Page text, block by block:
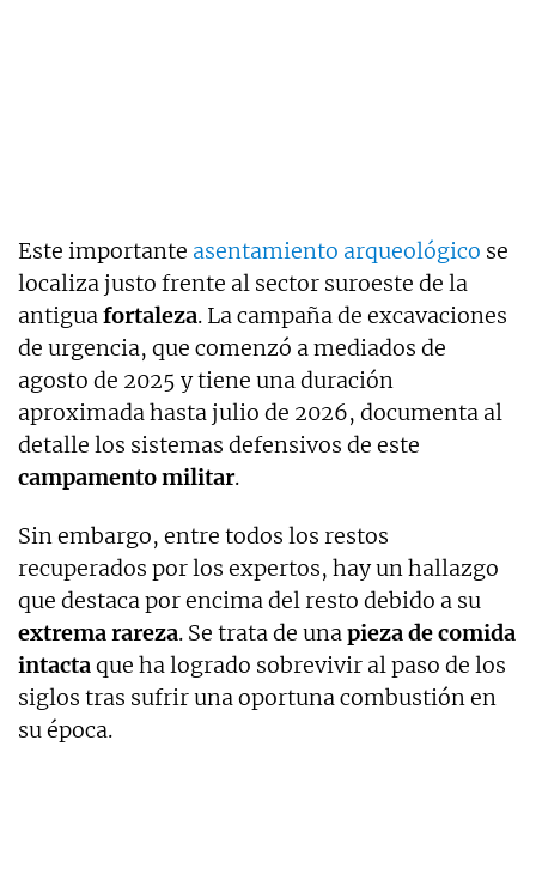
Este importante asentamiento arqueológico se
localiza justo frente al sector suroeste de la
antiguafortaleza. La campaña de excavaciones
de urgencia, que comenzó a mediados de
agosto de 2025 y tiene una duración
aproximada hasta julio de 2026, documenta al
detalle los sistemas defensivos de este
campamento militar.
Sin embargo, entre todos los restos
recuperados por los expertos, hay un hallazgo
que destaca por encima del resto debido a su
extrema rareza. Se trata de unapieza de comida
intactaque ha logrado sobrevivir al paso de los
siglos tras sufrir una oportuna combustión en
su época.